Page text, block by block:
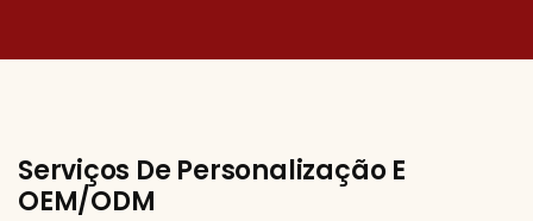
Serviços De Personalização E
OEM/ODM